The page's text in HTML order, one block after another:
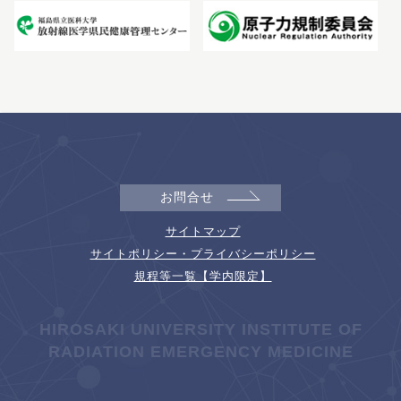
お問合せ
サイトマップ
サイトポリシー・プライバシーポリシー
規程等一覧【学内限定】
HIROSAKI UNIVERSITY INSTITUTE OF
RADIATION EMERGENCY MEDICINE